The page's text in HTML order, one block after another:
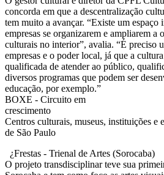
concorda em que a descentralização
tem muito a avançar. “Existe um espaço
empresas se organizarem e ampliarem a
culturais no interior”, avalia. “É preciso
empresas e o poder local, já que a
qualificada de atender ao público,
diversos programas que podem ser
educação, por exemplo.”
BOXE - Circuito em
crescimento
Centros culturais, museus, instituições e
de São Paulo
¿Frestas - Trienal de Artes (Sorocaba)
O projeto transdisciplinar teve sua